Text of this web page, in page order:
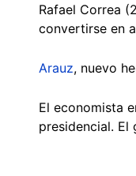
Rafael Correa
convertirse en
Arauz, nuevo
El economista
presidencial. El